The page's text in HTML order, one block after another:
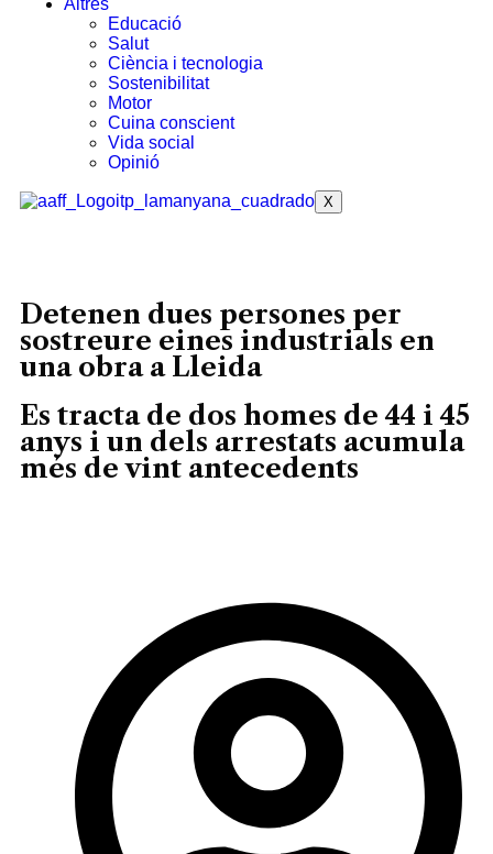
Altres
Educació
Salut
Ciència i tecnologia
Sostenibilitat
Motor
Cuina conscient
Vida social
Opinió
X
Detenen dues persones per
sostreure eines industrials en
una obra a Lleida
Es tracta de dos homes de 44 i 45
anys i un dels arrestats acumula
més de vint antecedents